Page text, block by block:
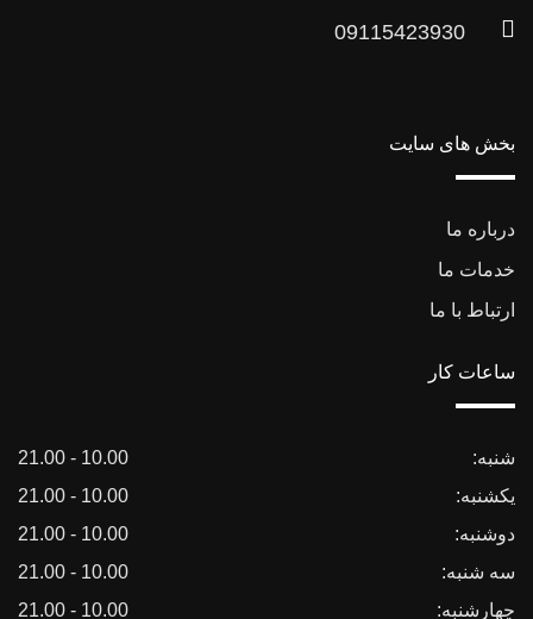
09115423930
بخش های سایت
درباره ما
خدمات ما
ارتباط با ما
ساعات کار
شنبه:
10.00 - 21.00
یکشنبه:
10.00 - 21.00
دوشنبه:
10.00 - 21.00
سه شنبه:
10.00 - 21.00
چهارشنبه:
10.00 - 21.00